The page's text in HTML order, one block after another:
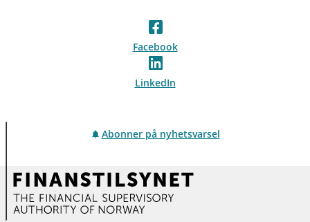
Facebook
LinkedIn
Abonner på nyhetsvarsel